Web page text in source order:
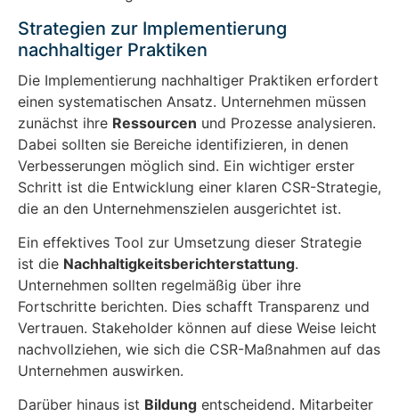
Strategien zur Implementierung
nachhaltiger Praktiken
Die Implementierung nachhaltiger Praktiken erfordert
einen systematischen Ansatz. Unternehmen müssen
zunächst ihre Ressourcen und Prozesse analysieren.
Dabei sollten sie Bereiche identifizieren, in denen
Verbesserungen möglich sind. Ein wichtiger erster
Schritt ist die Entwicklung einer klaren CSR-Strategie,
die an den Unternehmenszielen ausgerichtet ist.
Ein effektives Tool zur Umsetzung dieser Strategie
ist die Nachhaltigkeitsberichterstattung.
Unternehmen sollten regelmäßig über ihre
Fortschritte berichten. Dies schafft Transparenz und
Vertrauen. Stakeholder können auf diese Weise leicht
nachvollziehen, wie sich die CSR-Maßnahmen auf das
Unternehmen auswirken.
Darüber hinaus ist Bildung entscheidend. Mitarbeiter